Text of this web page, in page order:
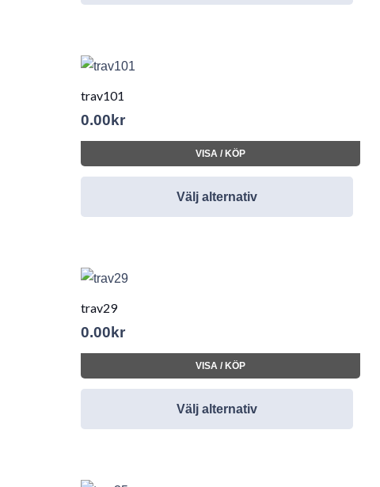
trav101
0.00 kr
VISA / KÖP
Välj alternativ
trav29
0.00 kr
VISA / KÖP
Välj alternativ